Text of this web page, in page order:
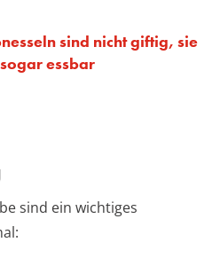
sind nicht giftig, sie
essbar
sind ein wichtiges